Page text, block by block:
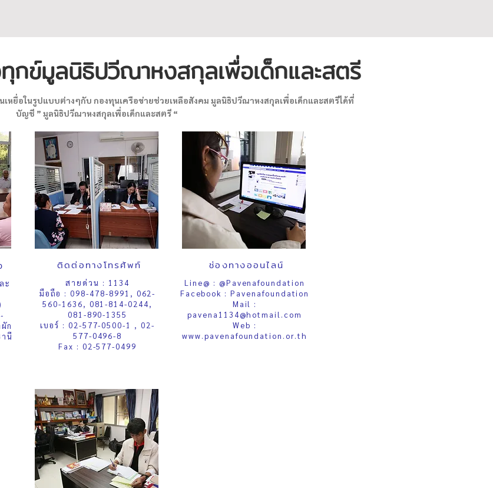
กข์มูลนิธิปวีณาหงสกุลเพื่อเด็กและสตรี
หยื่อในรูปแบบต่างๆกับ กองทุนเครือข่ายช่วยเหลือสังคม มูลนิธิปวีณาหงสกุลเพื่อเด็กและสตรีได้ที่
บัญชี ” มูลนิธิปวีณาหงสกุลเพื่อเด็กและสตรี “
ะ
ก
นี
ติดต่อทางโทรศัพท์
สายด่วน : 1134
มือถือ : 098-478-8991, 062-
560-1636, 081-814-0244,
081-890-1355
เบอร์ : 02-577-0500-1 , 02-
577-0496-8
Fax : 02-577-0499
ช่องทางออนไลน์
Line@ : @Pavenafoundation
Facebook : Pavenafoundation
Mail :
pavena1134@hotmail.com
Web :
www.pavenafoundation.or.th